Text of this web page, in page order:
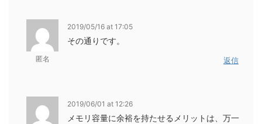
匿名
2019/05/16 at 17:05
その通りです。
返信
2019/06/01 at 12:26
メモリ容量に余裕を持たせるメリットは、万一